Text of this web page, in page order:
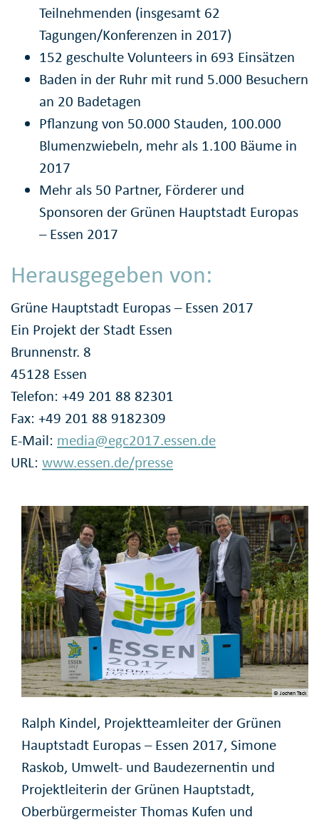
Teilnehmenden (insgesamt 62
Tagungen/Konferenzen in 2017)
152 geschulte Volunteers in 693 Einsätzen
Baden in der Ruhr mit rund 5.000 Besuchern
an 20 Badetagen
Pflanzung von 50.000 Stauden, 100.000
Blumenzwiebeln, mehr als 1.100 Bäume in
2017
Mehr als 50 Partner, Förderer und
Sponsoren der Grünen Hauptstadt Europas
– Essen 2017
Herausgegeben von:
Grüne Hauptstadt Europas – Essen 2017
Ein Projekt der Stadt Essen
Brunnenstr. 8
45128 Essen
Telefon: +49 201 88 82301
Fax: +49 201 88 9182309
E-Mail: media@egc2017.essen.de
URL: www.essen.de/presse
© Jochen Tack
Ralph Kindel, Projektteamleiter der Grünen
Hauptstadt Europas – Essen 2017, Simone
Raskob, Umwelt- und Baudezernentin und
Projektleiterin der Grünen Hauptstadt,
Oberbürgermeister Thomas Kufen und